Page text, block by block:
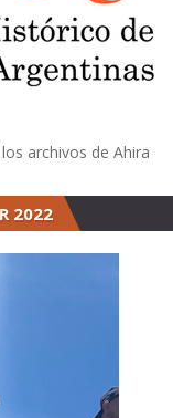
archivos de Ahira
2022